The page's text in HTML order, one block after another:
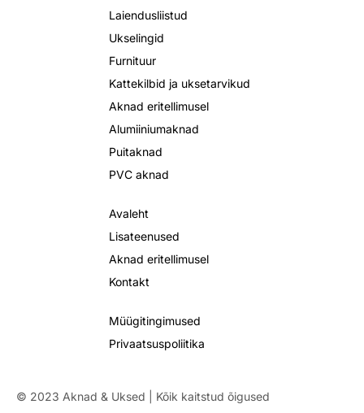
Laiendusliistud
Ukselingid
Furnituur
Kattekilbid ja uksetarvikud
Aknad eritellimusel
Alumiiniumaknad
Puitaknad
PVC aknad
Avaleht
Lisateenused
Aknad eritellimusel
Kontakt
Müügitingimused
Privaatsuspoliitika
© 2023 Aknad & Uksed | Kõik kaitstud õigused